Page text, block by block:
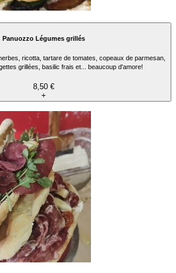
Panuozzo Légumes grillés
ricotta, tartare de tomates, copeaux de parmesan,
grillées, basilic frais et... beaucoup d'amore!
8,50 €
+